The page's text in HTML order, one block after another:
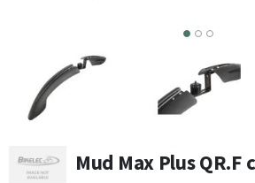
Mud Max Plus QR.F